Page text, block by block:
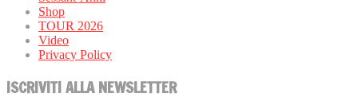
Shop
TOUR 2026
Video
Privacy Policy
ISCRIVITI ALLA NEWSLETTER